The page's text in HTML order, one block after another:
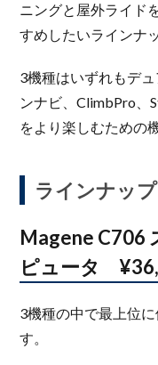
ニングと屋外ライド
すめしたいラインナ
3機種はいずれもデ
ンナビ、ClimbPro、
をより楽しむための
ラインナップ
Magene C706
ピュータ
3機種の中で最上位
す。